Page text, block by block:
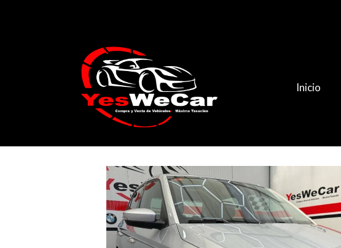
Inicio
Catálogo SKODA Fabia 1.2 TSI Style 66kW